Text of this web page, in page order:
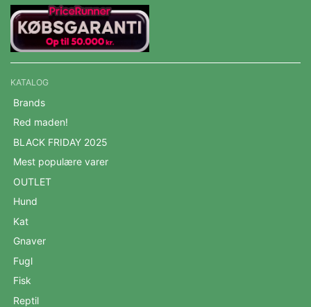
KATALOG
Brands
Red maden!
BLACK FRIDAY 2025
Mest populære varer
OUTLET
Hund
Kat
Gnaver
Fugl
Fisk
Reptil